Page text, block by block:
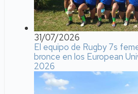
31/07/2026
El equipo de Rugby 7s
bronce en los European
2026